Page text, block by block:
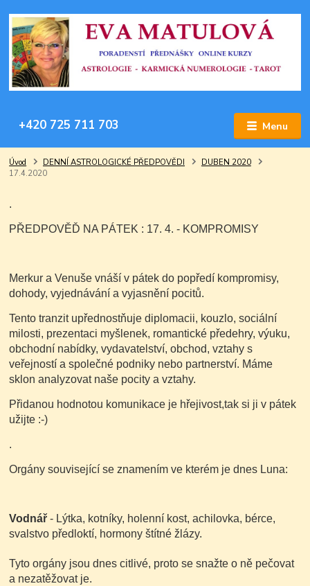
Menu
+420 725 711 703
Úvod DENNÍ ASTROLOGICKÉ PŘEDPOVĚDI
DUBEN 2020
17.4.2020
.
PŘEDPOVĚĎ NA PÁTEK : 17. 4. - KOMPROMISY
Merkur a Venuše vnáší v pátek do popředí kompromisy,
dohody, vyjednávání a vyjasnění pocitů.
Tento tranzit upřednostňuje diplomacii, kouzlo, sociální
milosti, prezentaci myšlenek, romantické předehry, výuku,
obchodní nabídky, vydavatelství, obchod, vztahy s
veřejností a společné podniky nebo partnerství. Máme
sklon analyzovat naše pocity a vztahy.
Přidanou hodnotou komunikace je hřejivost,tak si ji v pátek
užijte :-)
.
Orgány související se znamením ve kterém je dnes Luna:
Vodnář - Lýtka, kotníky, holenní kost, achilovka, bérce,
svalstvo předloktí, hormony štítné žlázy.
Tyto orgány jsou dnes citlivé, proto se snažte o ně pečovat
a nezatěžovat je.